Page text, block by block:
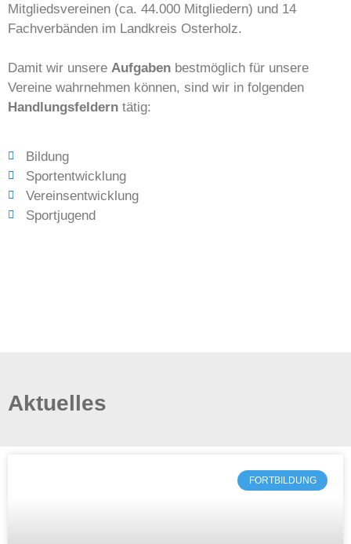
Mitgliedsvereinen (ca. 44.000 Mitgliedern) und 14
Fachverbänden im Landkreis Osterholz.
Damit wir unsere Aufgaben bestmöglich für unsere
Vereine wahrnehmen können, sind wir in folgenden
Handlungsfeldern tätig:
Bildung
Sportentwicklung
Vereinsentwicklung
Sportjugend
Aktuelles
FORTBILDUNG